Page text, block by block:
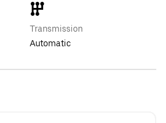
Transmission
Automatic